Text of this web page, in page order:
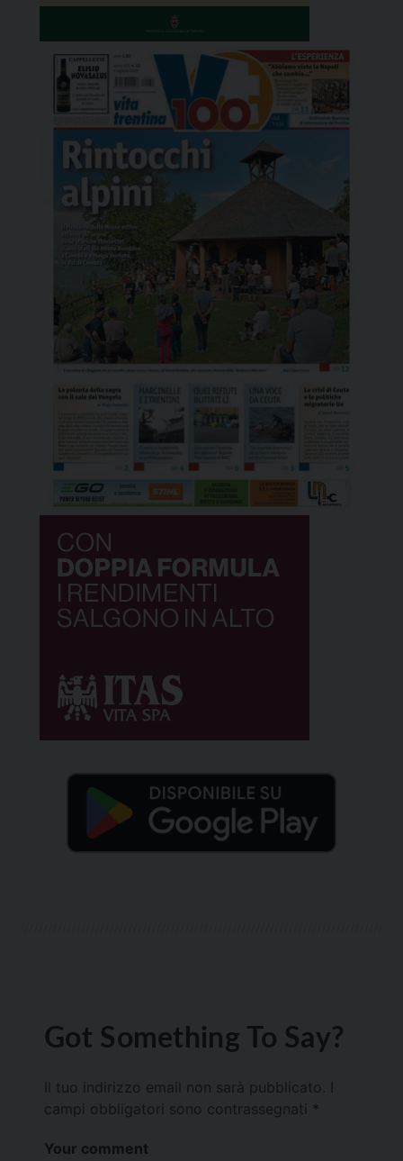
Got Something To Say?
Il tuo indirizzo email non sarà pubblicato.
campi obbligatori sono contrassegnati *
Your comment